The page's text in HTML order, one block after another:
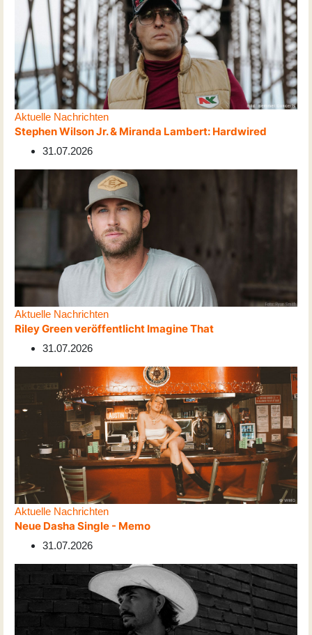
Aktuelle Nachrichten
Stephen Wilson Jr. & Miranda Lambert: Hardwired
31.07.2026
Aktuelle Nachrichten
Riley Green veröffentlicht Imagine That
31.07.2026
Aktuelle Nachrichten
Neue Dasha Single - Memo
31.07.2026